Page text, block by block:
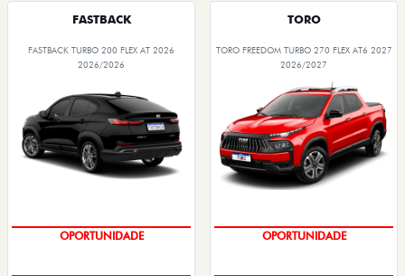
FASTBACK
FASTBACK TURBO 200 FLEX AT 2026
2026/2026
OPORTUNIDADE
TORO
TORO FREEDOM TURBO 270 FLEX AT6 2027
2026/2027
OPORTUNIDADE